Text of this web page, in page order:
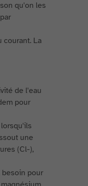
qu'on les
courant. La
de l'eau
pour
une
(Cl-),
besoin pour